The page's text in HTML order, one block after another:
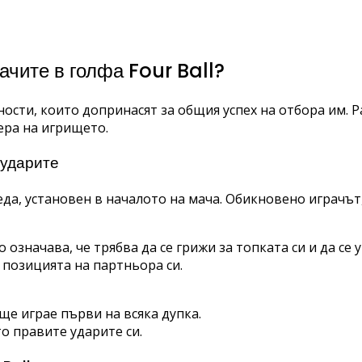
в голфа Four Ball?
които допринасят за общия успех на отбора им.
на игрището.
установен в началото на мача. Обикновено
че трябва да се грижи за топката си и да
на партньора си.
играе първи на всяка дупка.
правите ударите си.